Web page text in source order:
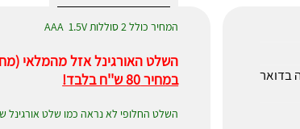
המחיר כולל 2 סוללות AAA 1.5V
השלט האורגינל אזל מהמלאי (מחיר
במחיר 80 ש''ח בלבד!
השלט החלופי לא נראה כמו שלט אורגינל
בדואר